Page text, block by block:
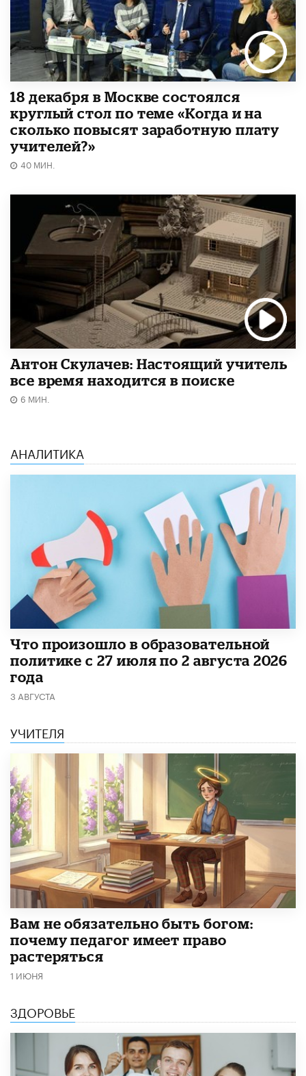
18 декабря в Москве состоялся
круглый стол по теме «Когда и на
сколько повысят заработную плату
учителей?»
40 МИН.
Антон Скулачев: Настоящий учитель
все время находится в поиске
6 МИН.
АНАЛИТИКА
​Что произошло в образовательной
политике с 27 июля по 2 августа 2026
года
3 АВГУСТА
УЧИТЕЛЯ
​Вам не обязательно быть богом:
почему педагог имеет право
растеряться
1 ИЮНЯ
ЗДОРОВЬЕ